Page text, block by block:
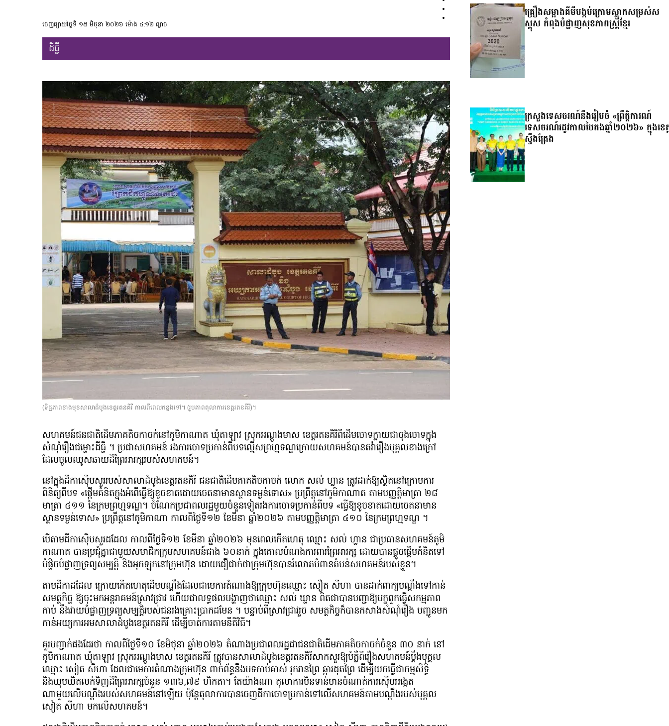
ចេញផ្សាយថ្ងៃទី ១៥ មិថុនា ២០២៦ ម៉ោង ៤:១២ ល្ងាច
ដីធ្លី
(ទិដ្ឋភាពខាងមុខសាលាដំបូងខេត្តរតនគីរី កាលពីពេលកន្លងទៅ។ (រូបភាពតុលាការខេត្តរតនគីរី)។
សហគមន៍ជនជាតិដើមភាគតិចកាចក់នៅភូមិកាណាត ឃុំតាឡាវ ស្រុកអណ្ដូងមាស ខេត្តរតនគិរិពីដើមចោទក្លាយជាចុងចោទក្នុង
សំណុំរឿងជម្លោះដីធ្លី ។ ប្រជាសហគមន៍ រងការ​ចោទប្រកាន់ពីបទល្មើសព្រហ្មទណ្ឌក្រោយសហគមន៍បានតវ៉ារឿងបុគ្គលខាងក្រៅ
ដែលចូលឈូសឆាយដីព្រៃអារក្សរបស់សហគមន៍។
នៅក្នុងដីកាស៊ើបសួររបស់សាលាដំបូងខេត្តរតនគិរី ជនជាតិដើមភាគតិចកាចក់ លោក សល់ ហ្លាន ត្រូវដាក់ឱ្យស្ថិតនៅក្រោមការ
ពិនិត្យពីបទ «ផ្តើមគំនិតក្នុងអំពើធ្វើឱ្យខូចខាតដោយចេតនាមានស្ថានទម្ងន់ទោស» ប្រព្រឹត្តនៅភូមិកាណាត តាមបញ្ញត្តិមាត្រា ២៨
មាត្រា ៤១១ នៃក្រមព្រហ្មទណ្ឌ។ ចំណែកប្រជាពលរដ្ឋមួយចំនួនទៀតរងការចោទប្រកាន់ពីបទ «ធ្វើឱ្យខូចខាតដោយចេតនាមាន
ស្ថានទម្ងន់ទោស» ប្រព្រឹត្តនៅភូមិកាណា កាលពីថ្ងៃទី១២ ខែមីនា ឆ្នាំ២០២៦ តាមបញ្ញត្តិមាត្រា ៤១០ នៃក្រមព្រហ្មទណ្ឌ ។
បើតាមដីកាស៊ើបសួរដដែល កាលពីថ្ងៃទី១២ ខែមីនា ឆ្នាំ២០២៦ មុនពេលកើតហេតុ ឈ្មោះ សល់ ហ្លាន ជាប្រធានសហគមន៍ភូមិ
កាណាត បានប្រជុំគ្នាជាមួយសមាជិកក្រុមសហគមន៍ជាង ៦០នាក់ ក្នុងគោលបំណងការពារព្រៃអារក្ស ដោយបានផ្តួចផ្តើមគំនិតទៅ
បំផ្លិចបំផ្លាញទ្រព្យសម្បត្តិ និងអុកឡុកនៅក្រុមហ៊ុន ដោយជឿជាក់ថាក្រុមហ៊ុនបានរំលោភបំពានតំបន់សហគមន៍របស់ខ្លួន។
តាមដីកាដដែល ក្រោយកើតហេតុដើមបណ្តឹងដែលជាមេការតំណាងឱ្យក្រុមហ៊ុនឈ្មោះ សឿត សីហា បានដាក់ពាក្យបណ្តឹងទៅកាន់
សមត្ថកិច្ច ឱ្យចុះមកអន្តរាគមន៍ស្រាវជ្រាវ ហើយជាលទ្ធផលបង្ហាញថាឈ្មោះ សល់ ឃ្លាន ពិតជាបានបញ្ជាឱ្យបក្ខពួកធ្វើសកម្មភាព
កាប់ នឹងវាយបំផ្លាញទ្រព្យសម្បត្តិរបស់ជនរងគ្រោះប្រាកដមែន ។ បន្ទាប់ពីស្រាវជ្រាវរួច សមត្ថកិច្ចក៏បានកសាងសំណុំរឿង បញ្ជូនមក
កាន់អយ្យការអមសាលាដំបូងខេត្តរតនគិរី ដើម្បីចាត់ការតាមនីតិវិធី។
គួរបញ្ជាក់ផងដែរថា កាលពីថ្ងៃទី១០ ខែមិថុនា ឆ្នាំ២០២៦ តំណាងប្រជាពលរដ្ឋជាជនជាតិដើមភាគតិចកាចក់ចំនួន ៣០ នាក់ នៅ
ភូមិកាណាត ឃុំតាឡាវ ស្រុកអណ្ដូងមាស ខេត្តរតនគិរី ត្រូវបានសាលាដំបូងខេត្តរតនគិរីសាកសួរឱ្យបំភ្លឺពីរឿងសហគមន៍ប្តឹងបុគ្គល
ឈ្មោះ សៀត សីហា ដែលជាមេការតំណាងក្រុមហ៊ុន ពាក់ព័ន្ធនឹងបទកាប់គាស់ រុករានព្រៃ ឆ្ការដុតព្រៃ ដើម្បីយកធ្វើជាកម្មសិទ្ធិ
និងឃុបឃិតលក់ទិញដីព្រៃអារក្សចំនួន ១៣៦,៧៩ ហិកតា។ តែយ៉ាងណា តុលាការមិនទាន់មានចំណាត់ការស៊ើបអង្កេត
ណាមួយលើបណ្ដឹងរបស់សហគមន៍នៅឡើយ ប៉ុន្តែតុលាការបានចេញដីកាចោទប្រកាន់ទៅលើសហគមន៍តាមបណ្តឹងរបស់បុគ្គល
សៀត សីហា មកលើសហគមន៍។
គ្រឿងសម្អាងគីមីបង្កប់ក្រោមស្លាកសម្រស់ស
ស្គុស កំពុងបំផ្លាញសុខភាពស្ត្រីខ្មែរ
ក្រសួងទេសចរណ៍នឹងរៀបចំ «ព្រឹត្តិការណ៍
ទេសចរណ៍រដូវកាលបៃតងឆ្នាំ២០២៦» ក្នុងខេ
ស្ទឹងត្រែង